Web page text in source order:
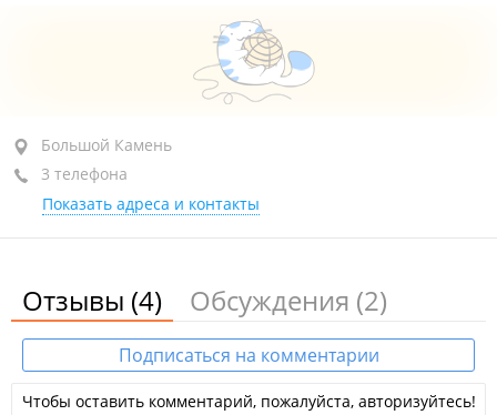
Большой Камень, ул. Подгорная, 3
+7 (423-35) 5-18-42
+7 (423-35) 5-16-70
сегодня закрыто
Большой Камень
3 телефона
Показать адреса и контакты
Отзывы (4) Обсуждения (2)
Подписаться на комментарии
Чтобы оставить комментарий, пожалуйста, авторизуйтесь!